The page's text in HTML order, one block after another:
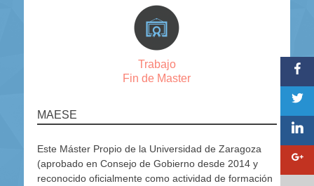
Trabajo
Fin de Master
MAESE
Este Máster Propio de la Universidad de Zaragoza
(aprobado en Consejo de Gobierno desde 2014 y
reconocido oficialmente como actividad de formación